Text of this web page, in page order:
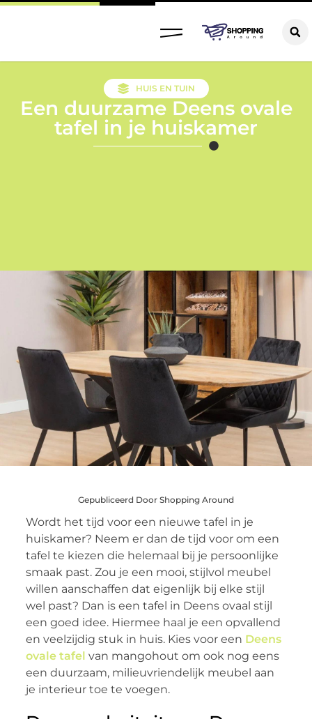
HUIS EN TUIN
Een duurzame Deens ovale
tafel in je huiskamer
Gepubliceerd Door Shopping Around
Wordt het tijd voor een nieuwe tafel in je
huiskamer? Neem er dan de tijd voor om een
tafel te kiezen die helemaal bij je persoonlijke
smaak past. Zou je een mooi, stijlvol meubel
willen aanschaffen dat eigenlijk bij elke stijl
wel past? Dan is een tafel in Deens ovaal stijl
een goed idee. Hiermee haal je een opvallend
en veelzijdig stuk in huis. Kies voor een Deens
ovale tafel van mangohout om ook nog eens
een duurzaam, milieuvriendelijk meubel aan
je interieur toe te voegen.